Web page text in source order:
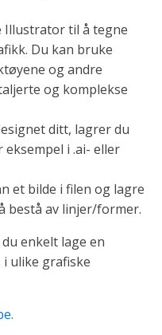
Illustrator til å tegne
Du kan bruke
og andre
og komplekse
ditt, lagrer du
i .ai- eller
et bilde i filen og lagre
bestå av linjer/former.
enkelt lage en
ulike grafiske